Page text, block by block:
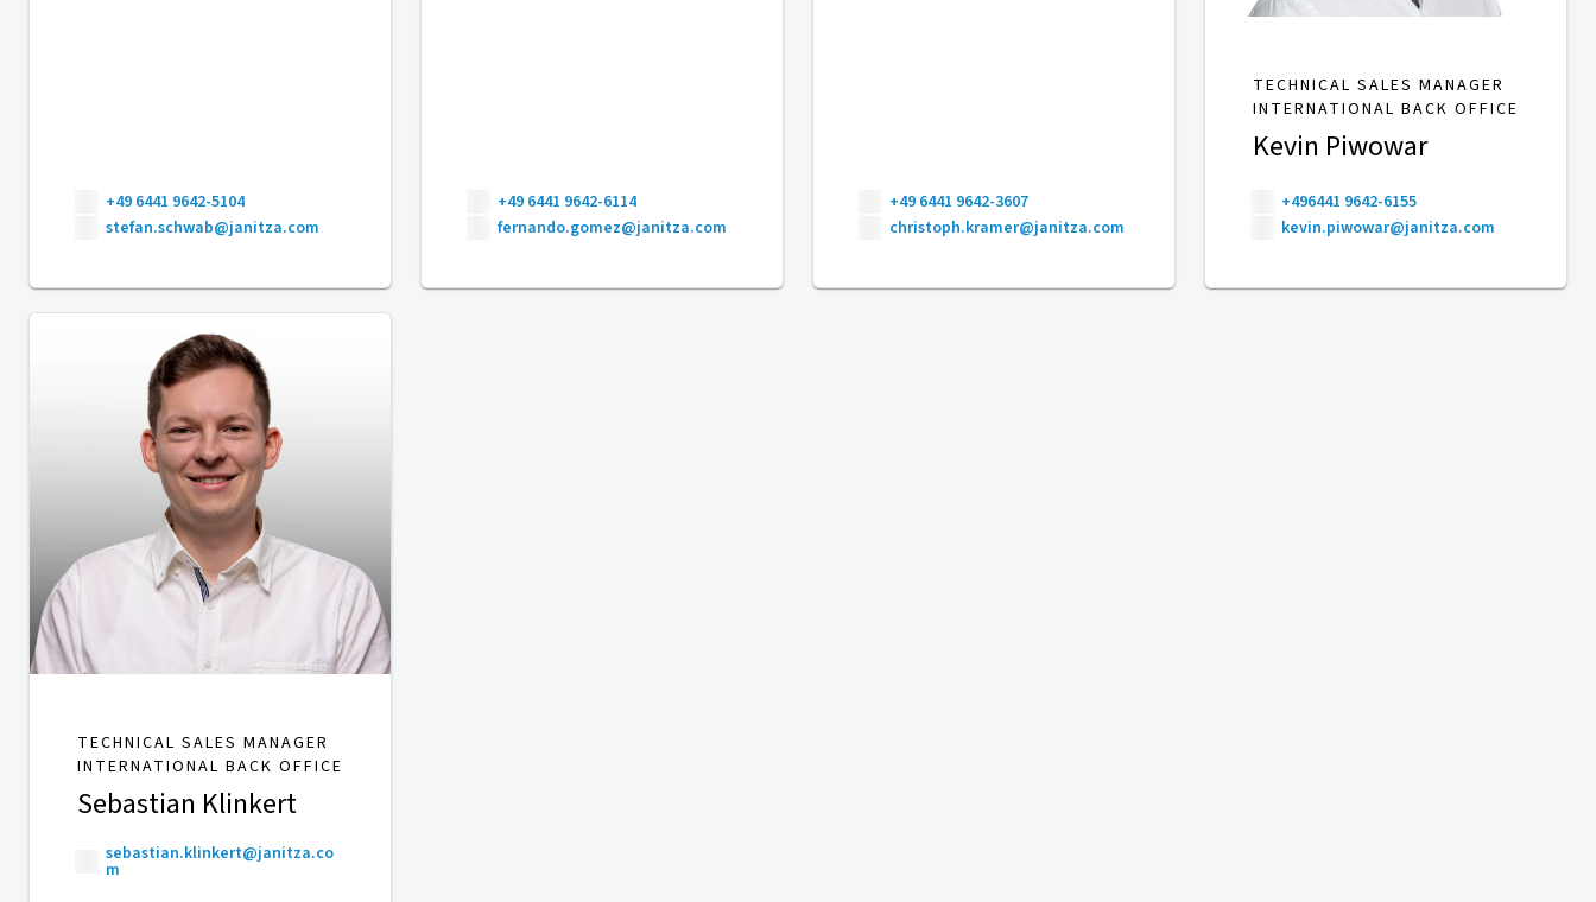
+49 6441 9642-5104
stefan.schwab@janitza.com
+49 6441 9642-6114
fernando.gomez@janitza.com
+49 6441 9642-3607
christoph.kramer@janitza.com
TECHNICAL SALES MANAGER
INTERNATIONAL BACK OFFICE
Kevin Piwowar
+496441 9642-6155
kevin.piwowar@janitza.com
TECHNICAL SALES MANAGER
INTERNATIONAL BACK OFFICE
Sebastian Klinkert
sebastian.klinkert@janitza.co
m